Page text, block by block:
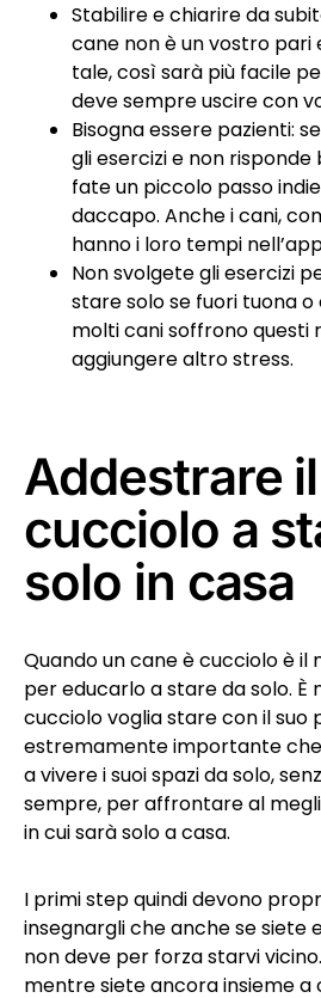
Stabilire e chiarire da
cane non è un vostro pari
tale, così sarà più facile
deve sempre uscire con
Bisogna essere pazienti:
gli esercizi e non risponde
fate un piccolo passo
daccapo. Anche i cani,
hanno i loro tempi
Non svolgete gli esercizi
stare solo se fuori tuona o
molti cani soffrono questi
aggiungere altro stress.
Addestrare
cucciolo a
solo in casa
Quando un cane è cucciolo è
per educarlo a stare da solo. È
cucciolo voglia stare con il suo
estremamente importante
a vivere i suoi spazi da solo,
sempre, per affrontare al
in cui sarà solo a casa.
I primi step quindi devono
insegnargli che anche se siete
non deve per forza starvi
mentre siete ancora insieme a